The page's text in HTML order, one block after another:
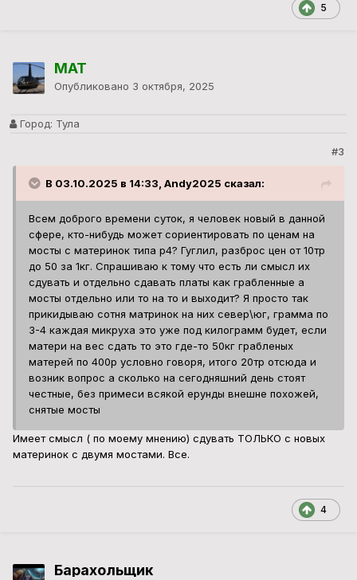
5
MAT
Опубликовано 3 октября, 2025
Город: Тула
#3
В 03.10.2025 в 14:33, Andy2025 сказал:
Всем доброго времени суток, я человек новый в данной
сфере, кто-нибудь может сориентировать по ценам на
мосты с материнок типа p4? Гуглил, разброс цен от 10тр
до 50 за 1кг. Спрашиваю к тому что есть ли смысл их
сдувать и отдельно сдавать платы как грабленные а
мосты отдельно или то на то и выходит? Я просто так
прикидываю сотня матринок на них север\юг, грамма по
3-4 каждая микруха это уже под килограмм будет, если
матери на вес сдать то это где-то 50кг грабленых
матерей по 400р условно говоря, итого 20тр отсюда и
возник вопрос а сколько на сегодняшний день стоят
честные, без примеси всякой ерунды внешне похожей,
снятые мосты
Имеет смысл ( по моему мнению) сдувать ТОЛЬКО с новых
материнок с двумя мостами. Все.
4
Барахольщик